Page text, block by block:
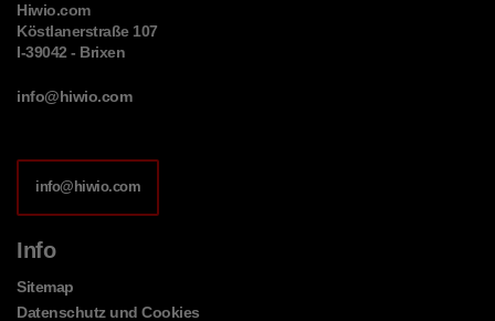
Hiwio.com
Köstlanerstraße 107
I-39042 - Brixen
info@hiwio.com
info@hiwio.com
Info
Sitemap
Datenschutz und Cookies